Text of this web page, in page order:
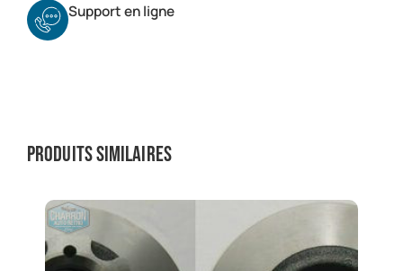
Support en ligne
Produits similaires